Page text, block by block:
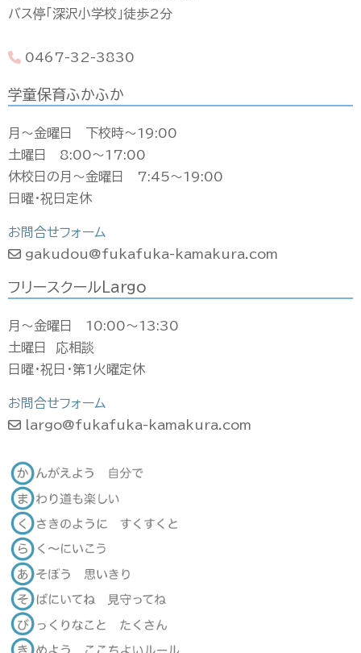
バス停「深沢小学校」徒歩2分
0467-32-3830
学童保育ふかふか
月〜金曜日 下校時〜19:00
土曜日 8:00〜17:00
休校日の月〜金曜日 7:45〜19:00
日曜・祝日定休
お問合せフォーム
gakudou@fukafuka-kamakura.com
フリースクールLargo
月〜金曜日 10:00〜13:30
土曜日 応相談
日曜・祝日・第1火曜定休
お問合せフォーム
largo@fukafuka-kamakura.com